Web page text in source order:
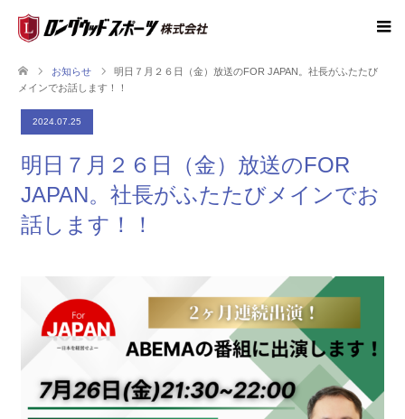
お知らせ
明日７月２６日（金）放送のFOR JAPAN。社長がふたたび
メインでお話します！！
2024.07.25
明日７月２６日（金）放送のFOR
JAPAN。社長がふたたびメインでお
話します！！